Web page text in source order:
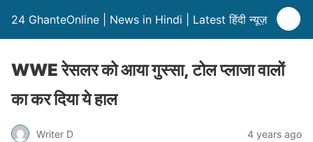
24 GhanteOnline | News in Hindi | Latest हिंदी न्यूज़
WWE रेसलर को आया गुस्सा, टोल प्लाजा वालों
का कर दिया ये हाल
Writer D 4 years ago